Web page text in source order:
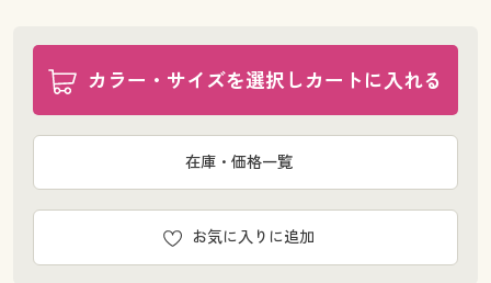
カラー・サイズを選択しカートに入れる
お気に入りに追加
在庫・価格一覧